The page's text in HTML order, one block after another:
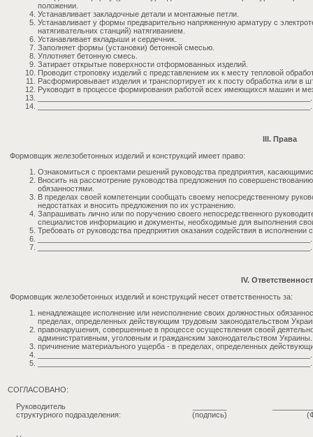
положении.
Устанавливает закладочные детали и монтажные петли.
Устанавливает у формы предварительно напряженную арматуру с
натягивательних станций) натягиванием.
Устанавливает вкладыши и сердечник.
Заполняет формы (установки) бетонной смесью.
Уплотняет бетонную смесь.
Затирает открытые поверхности отформованных изделий.
Проводит строповку изделий с представлением их к месту тепловой
Расформировывает изделия и транспортирует их к посту обработка или в
Руководит в процессе формирования работой всех имеющихся машин и
III. Права
Формовщик железобетонных изделий и конструкций имеет право:
Ознакомиться с проектами решений руководства предприятия,
Вносить на рассмотрение руководства предложения по
обязанностями.
В пределах своей компетенции сообщать своему непосредственному
недостатках и вносить предложения по их устранению.
Запрашивать лично или по поручению своего непосредственного
специалистов информацию и документы, необходимые для выполнения
Требовать от руководства предприятия оказания содействия в
IV.
Формовщик железобетонных изделий и конструкций несет ответственность за:
ненадлежащее исполнение или неисполнение своих должностных
пределах, определенных действующим трудовым законодательством
правонарушения, совершенные в процессе осуществления своей
административным, уголовным и гражданским законодательством Украины.
причинение материального ущерба - в пределах, определенных
СОГЛАСОВАНО:
Руководитель
структурного подразделения:
(подпись)